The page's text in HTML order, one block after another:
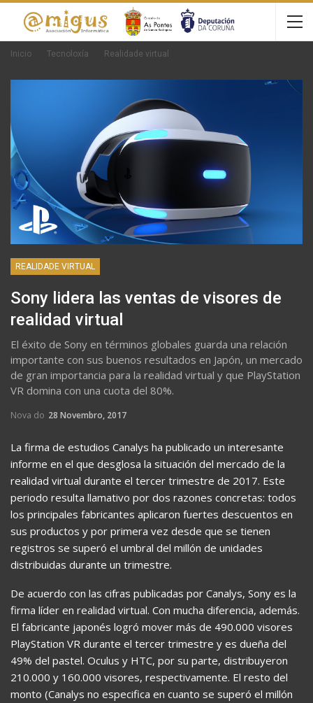
Inicio Tecnoloxía Realidade virtual
REALIDADE VIRTUAL
Sony lidera las ventas de visores de
realidad virtual
El éxito de Sony en términos globales guarda una relación
importante con sus buenos resultados en Japón, un mercado
de gran importancia para la realidad virtual y que PlayStation
VR domina con una cuota del 80%.
Nova do 28 Novembro, 2017
La firma de estudios Canalys ha publicado un interesante
informe en el que desglosa la situación del mercado de la
realidad virtual durante el tercer trimestre de 2017. Este
periodo resulta llamativo por dos razones concretas: todos
los principales fabricantes aplicaron fuertes descuentos en
sus productos y por primera vez desde que se tienen
registros se superó el umbral del millón de unidades
distribuidas durante un trimestre.
De acuerdo con las cifras publicadas por Canalys, Sony es la
firma líder en realidad virtual. Con mucha diferencia, además.
El fabricante japonés logró mover más de 490.000 visores
PlayStation VR durante el tercer trimestre y es dueña del
49% del pastel. Oculus y HTC, por su parte, distribuyeron
210.000 y 160.000 visores, respectivamente. El resto del
monto (Canalys no especifica en cuanto se superó el millón